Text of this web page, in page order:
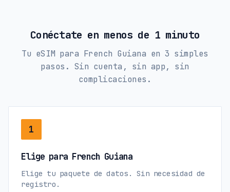
Conéctate en menos de 1 minuto
Tu eSIM para French Guiana en 3 simples
pasos. Sin cuenta, sin app, sin
complicaciones.
1
Elige para French Guiana
Elige tu paquete de datos. Sin necesidad de
registro.